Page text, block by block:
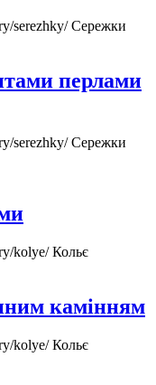
serezhky/Сережки
перлами
serezhky/Сережки
kolye/Кольє
камінням
kolye/Кольє